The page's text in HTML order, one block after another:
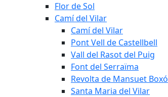
Flor de Sol
Camí del Vilar
Camí del Vilar
Pont Vell de Castellbell
Vall del Rasot del Puig
Font del Serraïma
Revolta de Mansuet Boxó
Santa Maria del Vilar